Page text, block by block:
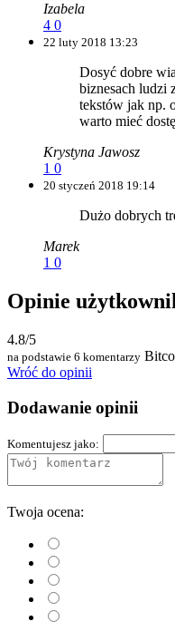
Izabela
4 0
22 luty 2018 13:23
Dosyć dobre
biznesach ludzi
tekstów jak np.
warto mieć
Krystyna Jawosz
1 0
20 styczeń 2018 19:14
Dużo dobrych
Marek
1 0
Opinie
4.8/5
na podstawie 6 komentarzy
Wróć do opinii
Dodawanie opinii
Komentujesz jako:
Twoja ocena: